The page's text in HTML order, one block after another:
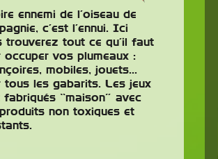
ennemi de l’oiseau de
c’est l’ennui. Ici
trouverez tout ce qu’il faut
occuper vos plumeaux :
mobiles, jouets…
tous les gabarits. Les jeux
fabriqués “maison” avec
non toxiques et
Du COM